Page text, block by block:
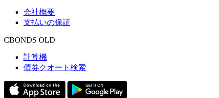
会社概要
支払いの保証
CBONDS OLD
計算機
債券クオート検索